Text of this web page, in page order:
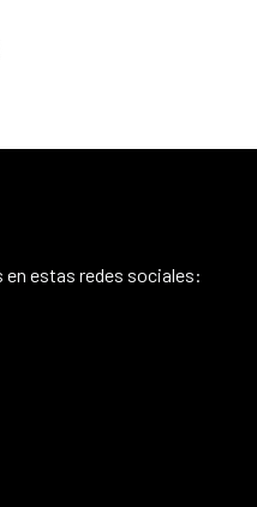
en estas redes sociales: